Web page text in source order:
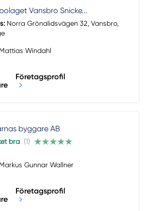
Vansbro Snicke...
Norra Grönalidsvägen 32, Vansbro,
Windahl
Företagsprofil
byggare AB
bra (1)
Gunnar Wallner
Företagsprofil